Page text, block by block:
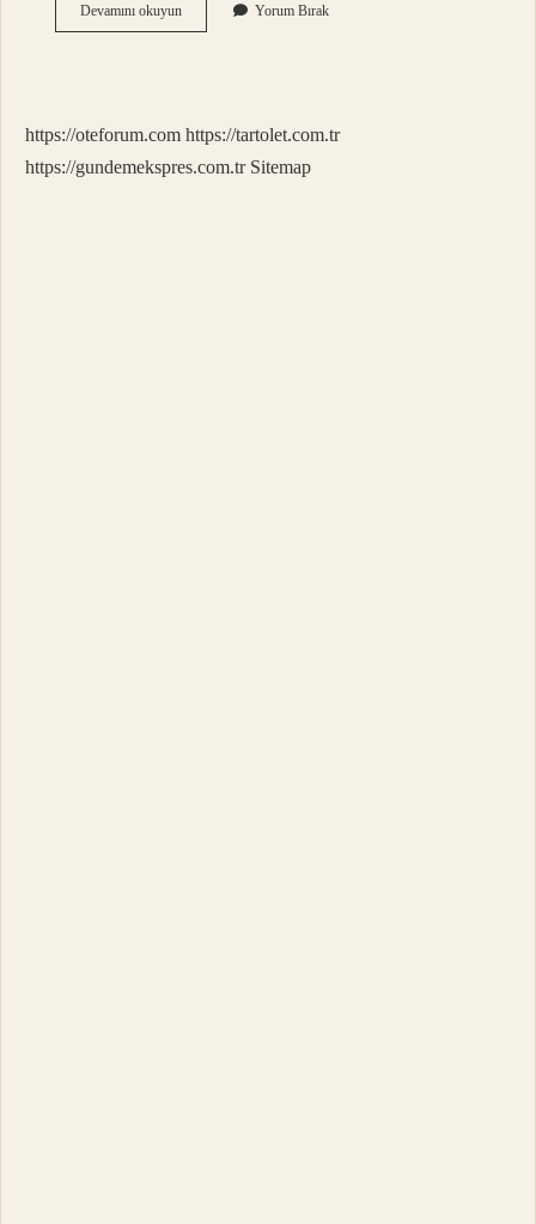
Devamını okuyunEskiden
Oynanan
Yorum Bırak
https://oteforum.com https://tartolet.com.tr
https://gundemekspres.com.tr Sitemap